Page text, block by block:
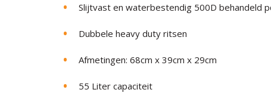
Slijtvast en waterbestendig 500D behandeld
Dubbele heavy duty ritsen
Afmetingen: 68cm x 39cm x 29cm
55 Liter capaciteit